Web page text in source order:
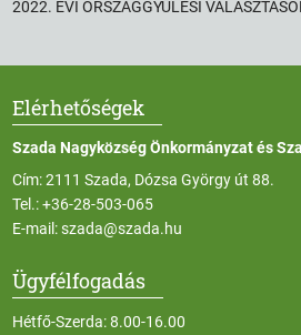
2022. ÉVI ORSZÁGGYŰLÉSI
Elérhetőségek
Szada Nagyközség Önkormányzat és
Cím: 2111 Szada, Dózsa György út 88.
Tel.:+36-28-503-065
E-mail:szada@szada.hu
Ügyfélfogadás
Hétfő-Szerda: 8.00-16.00